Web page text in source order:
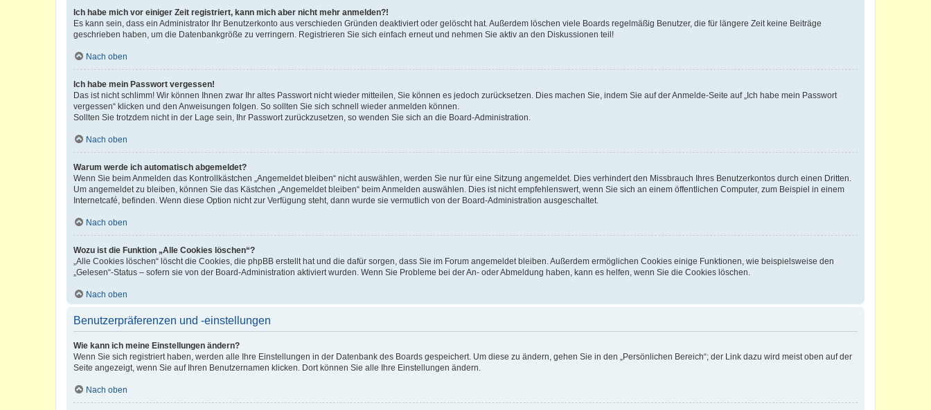
Ich habe mich vor einiger Zeit registriert, kann mich aber nicht mehr anmelden?!
Es kann sein, dass ein Administrator Ihr Benutzerkonto aus verschieden Gründen deaktiviert oder gelöscht hat. Außerdem löschen viele Boards regelmäßig Benutzer, die für längere Zeit keine Beiträge
geschrieben haben, um die Datenbankgröße zu verringern. Registrieren Sie sich einfach erneut und nehmen Sie aktiv an den Diskussionen teil!
Nach oben
Ich habe mein Passwort vergessen!
Das ist nicht schlimm! Wir können Ihnen zwar Ihr altes Passwort nicht wieder mitteilen, Sie können es jedoch zurücksetzen. Dies machen Sie, indem Sie auf der Anmelde-Seite auf „Ich habe mein Passwort
vergessen“ klicken und den Anweisungen folgen. So sollten Sie sich schnell wieder anmelden können.
Sollten Sie trotzdem nicht in der Lage sein, Ihr Passwort zurückzusetzen, so wenden Sie sich an die Board-Administration.
Nach oben
Warum werde ich automatisch abgemeldet?
Wenn Sie beim Anmelden das Kontrollkästchen „Angemeldet bleiben“ nicht auswählen, werden Sie nur für eine Sitzung angemeldet. Dies verhindert den Missbrauch Ihres Benutzerkontos durch einen Dritten.
Um angemeldet zu bleiben, können Sie das Kästchen „Angemeldet bleiben“ beim Anmelden auswählen. Dies ist nicht empfehlenswert, wenn Sie sich an einem öffentlichen Computer, zum Beispiel in einem
Internetcafé, befinden. Wenn diese Option nicht zur Verfügung steht, dann wurde sie vermutlich von der Board-Administration ausgeschaltet.
Nach oben
Wozu ist die Funktion „Alle Cookies löschen“?
„Alle Cookies löschen“ löscht die Cookies, die phpBB erstellt hat und die dafür sorgen, dass Sie im Forum angemeldet bleiben. Außerdem ermöglichen Cookies einige Funktionen, wie beispielsweise den
„Gelesen“-Status – sofern sie von der Board-Administration aktiviert wurden. Wenn Sie Probleme bei der An- oder Abmeldung haben, kann es helfen, wenn Sie die Cookies löschen.
Nach oben
Benutzerpräferenzen und -einstellungen
Wie kann ich meine Einstellungen ändern?
Wenn Sie sich registriert haben, werden alle Ihre Einstellungen in der Datenbank des Boards gespeichert. Um diese zu ändern, gehen Sie in den „Persönlichen Bereich“; der Link dazu wird meist oben auf der
Seite angezeigt, wenn Sie auf Ihren Benutzernamen klicken. Dort können Sie alle Ihre Einstellungen ändern.
Nach oben